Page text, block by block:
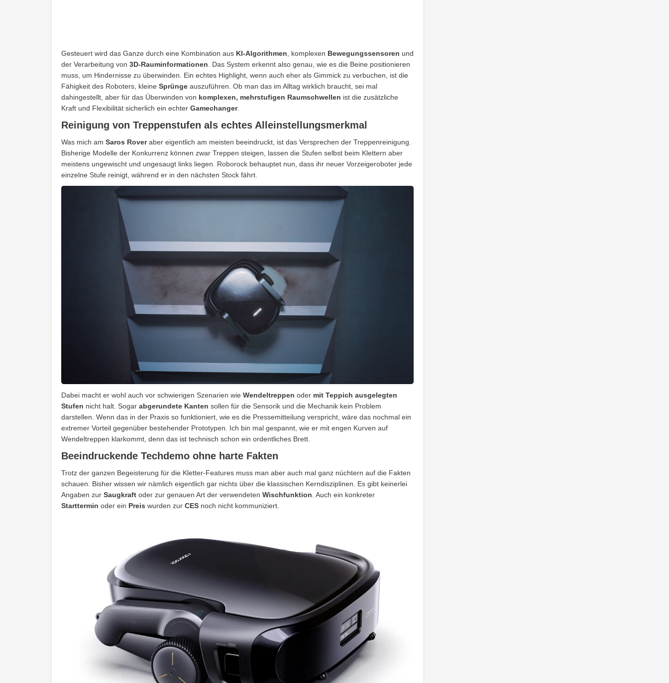
Gesteuert wird das Ganze durch eine Kombination aus KI-Algorithmen , komplexen Bewegungssensoren und
der Verarbeitung von 3D-Rauminformationen . Das System erkennt also genau, wie es die Beine positionieren
muss, um Hindernisse zu überwinden. Ein echtes Highlight, wenn auch eher als Gimmick zu verbuchen, ist die
Fähigkeit des Roboters, kleine Sprünge auszuführen. Ob man das im Alltag wirklich braucht, sei mal
dahingestellt, aber für das Überwinden von komplexen, mehrstufigen Raumschwellen ist die zusätzliche
Kraft und Flexibilität sicherlich ein echter Gamechanger.
Reinigung von Treppenstufen als echtes Alleinstellungsmerkmal
Was mich am Saros Roveraber eigentlich am meisten beeindruckt, ist das Versprechen der Treppenreinigung.
Bisherige Modelle der Konkurrenz können zwar Treppen steigen, lassen die Stufen selbst beim Klettern aber
meistens ungewischt und ungesaugt links liegen. Roborock behauptet nun, dass ihr neuer Vorzeigeroboter jede
einzelne Stufe reinigt, während er in den nächsten Stock fährt.
Dabei macht er wohl auch vor schwierigen Szenarien wie Wendeltreppen oder mit Teppich ausgelegten
Stufen nicht halt. Sogar abgerundete Kanten sollen für die Sensorik und die Mechanik kein Problem
darstellen. Wenn das in der Praxis so funktioniert, wie es die Pressemitteilung verspricht, wäre das nochmal ein
extremer Vorteil gegenüber bestehender Prototypen. Ich bin mal gespannt, wie er mit engen Kurven auf
Wendeltreppen klarkommt, denn das ist technisch schon ein ordentliches Brett.
Beeindruckende Techdemo ohne harte Fakten
Trotz der ganzen Begeisterung für die Kletter-Features muss man aber auch mal ganz nüchtern auf die Fakten
schauen. Bisher wissen wir nämlich eigentlich gar nichts über die klassischen Kerndisziplinen. Es gibt keinerlei
Angaben zur Saugkraft oder zur genauen Art der verwendeten Wischfunktion . Auch ein konkreter
Starttermin oder ein Preis wurden zur CES noch nicht kommuniziert.